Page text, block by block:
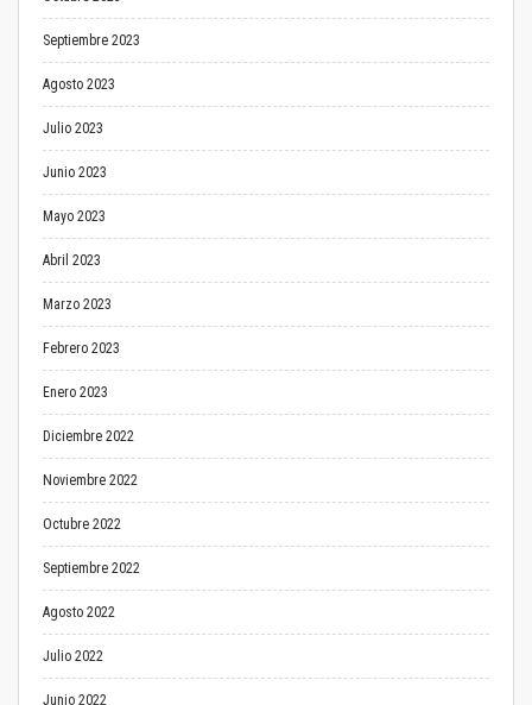
Septiembre 2023
Agosto 2023
Julio 2023
Junio 2023
Mayo 2023
Abril 2023
Marzo 2023
Febrero 2023
Enero 2023
Diciembre 2022
Noviembre 2022
Octubre 2022
Septiembre 2022
Agosto 2022
Julio 2022
Junio 2022